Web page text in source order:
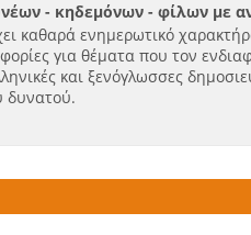
- κηδεμόνων - φίλων με
καθαρά ενημερωτικό
για θέματα που τον
και ξενόγλωσσες
δυνατού.